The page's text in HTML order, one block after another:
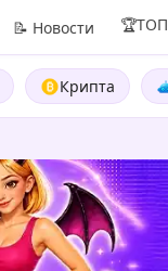
📝 Новости 🏆ТОП
Крипта